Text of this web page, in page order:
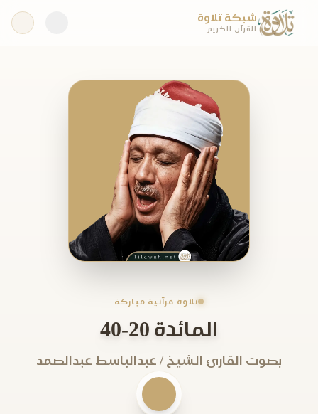
شبكة تلاوة
للقرآن الكريم
تلاوة قرآنية مباركة
المائدة 20-40
بصوت القارئ الشيخ / عبدالباسط عبدالصمد